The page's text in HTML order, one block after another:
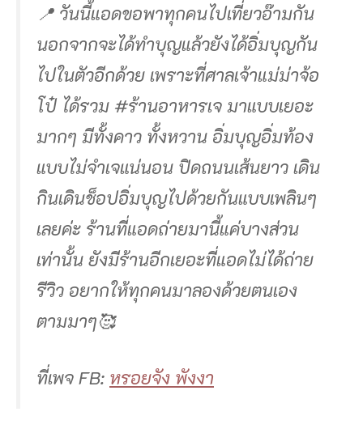
📍 วันนี้แอดขอพาทุกคนไปเที่ยวอ๊ามกัน
นอกจากจะได้ทำบุญแล้วยังได้อิ่มบุญกัน
ไปในตัวอีกด้วย เพราะที่ศาลเจ้าแม่ม่าจ้อ
โป๋ ได้รวม #ร้านอาหารเจ มาแบบเยอะ
มากๆ มีทั้งคาว ทั้งหวาน อิ่มบุญอิ่มท้อง
แบบไม่จำเจแน่นอน ปิดถนนเส้นยาว เดิน
กินเดินช็อปอิ่มบุญไปด้วยกันแบบเพลินๆ
เลยค่ะ ร้านที่แอดถ่ายมานี้แค่บางส่วน
เท่านั้น ยังมีร้านอีกเยอะที่แอดไม่ได้ถ่าย
รีวิว อยากให้ทุกคนมาลองด้วยตนเอง
ตามมาๆ🥰
ที่เพจ FB: หรอยจัง พังงา